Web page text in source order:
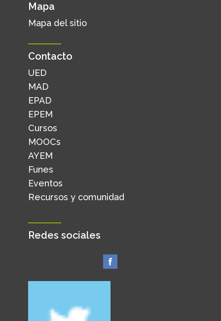
Mapa
Mapa del sitio
Contacto
UED
MAD
EPAD
EPEM
Cursos
MOOCs
AYEM
Funes
Eventos
Recursos y comunidad
Redes sociales